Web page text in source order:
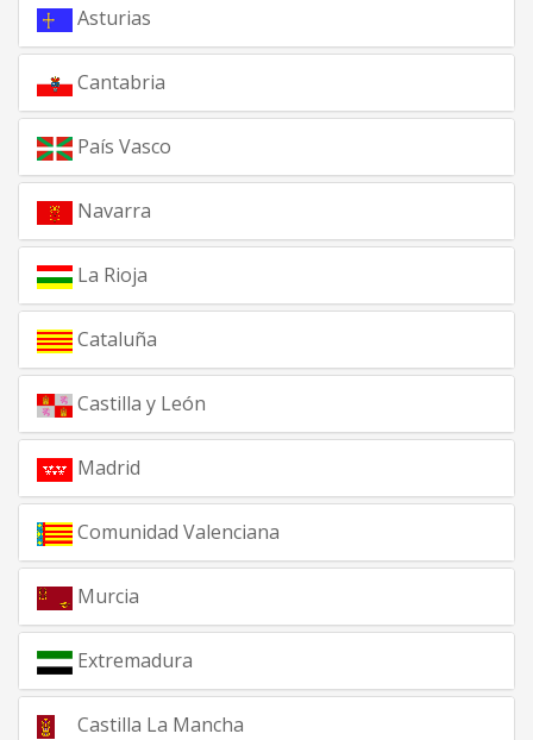
Asturias
Cantabria
País Vasco
Navarra
La Rioja
Cataluña
Castilla y León
Madrid
Comunidad Valenciana
Murcia
Extremadura
Castilla La Mancha